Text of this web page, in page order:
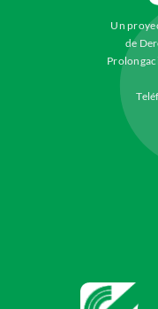
Un
de